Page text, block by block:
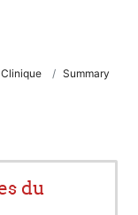
Summary
du